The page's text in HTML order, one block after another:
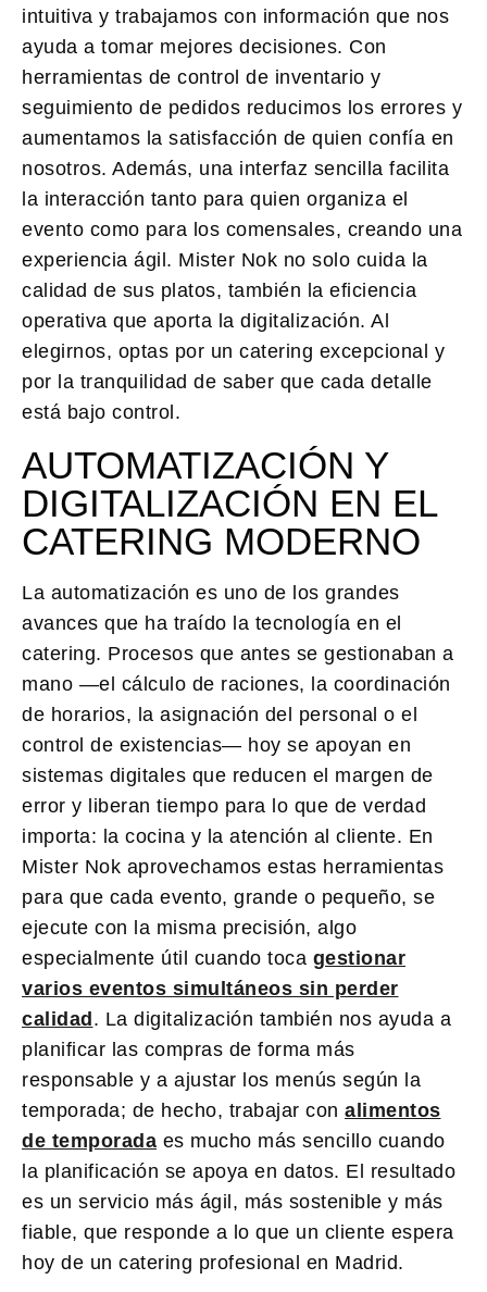
intuitiva y trabajamos con información que nos
ayuda a tomar mejores decisiones. Con
herramientas de control de inventario y
seguimiento de pedidos reducimos los errores y
aumentamos la satisfacción de quien confía en
nosotros. Además, una interfaz sencilla facilita
la interacción tanto para quien organiza el
evento como para los comensales, creando una
experiencia ágil. Mister Nok no solo cuida la
calidad de sus platos, también la eficiencia
operativa que aporta la digitalización. Al
elegirnos, optas por un catering excepcional y
por la tranquilidad de saber que cada detalle
está bajo control.
AUTOMATIZACIÓN Y
DIGITALIZACIÓN EN EL
CATERING MODERNO
La automatización es uno de los grandes
avances que ha traído la tecnología en el
catering. Procesos que antes se gestionaban a
mano —el cálculo de raciones, la coordinación
de horarios, la asignación del personal o el
control de existencias— hoy se apoyan en
sistemas digitales que reducen el margen de
error y liberan tiempo para lo que de verdad
importa: la cocina y la atención al cliente. En
Mister Nok aprovechamos estas herramientas
para que cada evento, grande o pequeño, se
ejecute con la misma precisión, algo
especialmente útil cuando toca gestionar
varios eventos simultáneos sin perder
calidad. La digitalización también nos ayuda a
planificar las compras de forma más
responsable y a ajustar los menús según la
temporada; de hecho, trabajar con alimentos
de temporada es mucho más sencillo cuando
la planificación se apoya en datos. El resultado
es un servicio más ágil, más sostenible y más
fiable, que responde a lo que un cliente espera
hoy de un catering profesional en Madrid.